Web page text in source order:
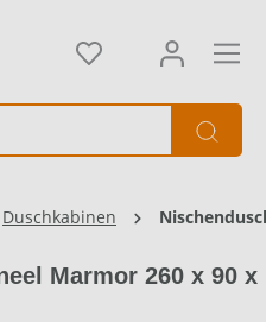
Duschkabinen
Marmor 260 x 90 x